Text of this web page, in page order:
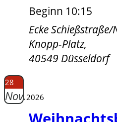
Beginn 10:15
Ecke
Knopp-Platz,
40549 Düsseldorf
28
Nov.2026